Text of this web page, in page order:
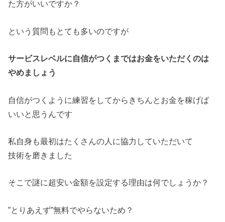
た方がいいですか？
という質問もとても多いのですが
サービスレベルに自信がつくまではお金をいただくのは
やめましょう
自信がつくように練習をしてからきちんとお金を稼げば
いいと思うんです
私自身も最初はたくさんの人に協力していただいて
技術を磨きました
そこで謎に超安い金額を設定する理由は何でしょうか？
”とりあえず”無料でやらないため？